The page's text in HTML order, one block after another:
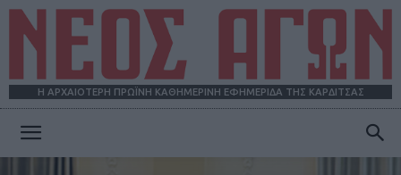
Η ΑΡΧΑΙΟΤΕΡΗ ΠΡΩΪΝΗ ΚΑΘΗΜΕΡΙΝΗ ΕΦΗΜΕΡΙΔΑ ΤΗΣ ΚΑΡΔΙΤΣΑΣ